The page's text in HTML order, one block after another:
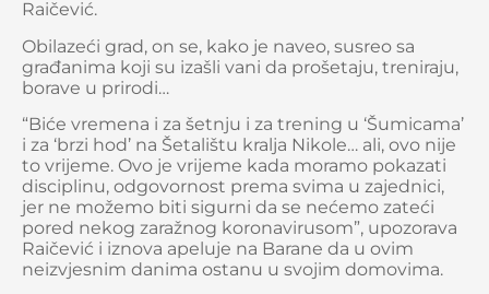
Raičević.
Obilazeći grad, on se, kako je naveo, susreo sa
građanima koji su izašli vani da prošetaju, treniraju,
borave u prirodi…
“Biće vremena i za šetnju i za trening u ‘Šumicama’
i za ‘brzi hod’ na Šetalištu kralja Nikole… ali, ovo nije
to vrijeme. Ovo je vrijeme kada moramo pokazati
disciplinu, odgovornost prema svima u zajednici,
jer ne možemo biti sigurni da se nećemo zateći
pored nekog zaražnog koronavirusom”, upozorava
Raičević i iznova apeluje na Barane da u ovim
neizvjesnim danima ostanu u svojim domovima.